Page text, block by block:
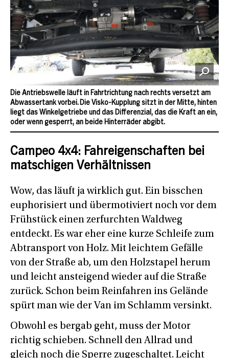
Die Antriebswelle läuft in Fahrtrichtung nach rechts versetzt am
Abwassertank vorbei. Die Visko-Kupplung sitzt in der Mitte, hinten
liegt das Winkelgetriebe und das Differenzial, das die Kraft an ein,
oder wenn gesperrt, an beide Hinterräder abgibt.
Campeo 4x4: Fahreigenschaften bei
matschigen Verhältnissen
Wow, das läuft ja wirklich gut. Ein bisschen
euphorisiert und übermotiviert noch vor dem
Frühstück einen zerfurchten Waldweg
entdeckt. Es war eher eine kurze Schleife zum
Abtransport von Holz. Mit leichtem Gefälle
von der Straße ab, um den Holzstapel herum
und leicht ansteigend wieder auf die Straße
zurück. Schon beim Reinfahren ins Gelände
spürt man wie der Van im Schlamm versinkt.
Obwohl es bergab geht, muss der Motor
richtig schieben. Schnell den Allrad und
gleich noch die Sperre zugeschaltet. Leicht